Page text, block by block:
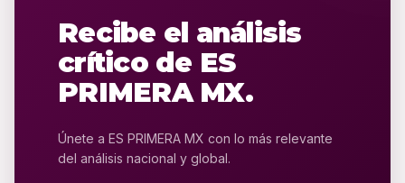
Recibe el análisis
crítico de ES
PRIMERA MX.
Únete a ES PRIMERA MX con lo más relevante
del análisis nacional y global.